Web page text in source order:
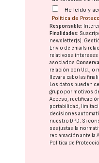
He leído y
Política de
Responsable:
Finalidades:
newsletter(s).
Envío de emails
relativos a
asociados.
relación con Ud., o
llevar a cabo las
Los datos pueden
grupo por motivos
Acceso,
portabilidad,
decisiones
nuestro DPD. Si
se ajusta a la
reclamación ante la
Política de